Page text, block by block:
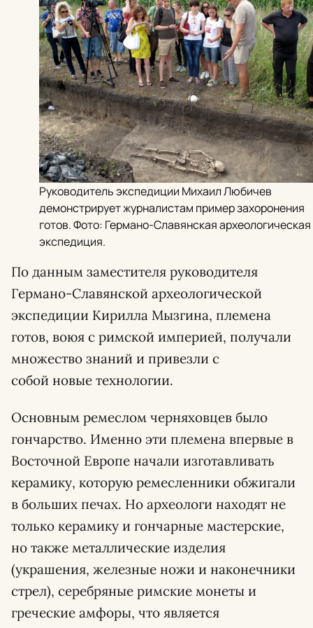
Руководитель экспедиции Михаил Любичев
демонстрирует журналистам пример захоронения
готов. Фото: Германо-Славянская археологическая
экспедиция.
По данным заместителя руководителя
Германо-Славянской археологической
экспедиции Кирилла Мызгина, племена
готов, воюя с римской империей, получали
множество знаний и привезли с
собой новые технологии.
Основным ремеслом черняховцев было
гончарство. Именно эти племена впервые в
Восточной Европе начали изготавливать
керамику, которую ремесленники обжигали
в больших печах. Но археологи находят не
только керамику и гончарные мастерские,
но также металлические изделия
(украшения, железные ножи и наконечники
стрел), серебряные римские монеты и
греческие амфоры, что является